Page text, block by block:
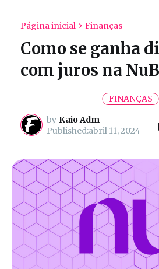
Página inicial Finanças
Como se ganha
com juros na
by Kaio Adm
abril 11, 2024
FINANÇAS